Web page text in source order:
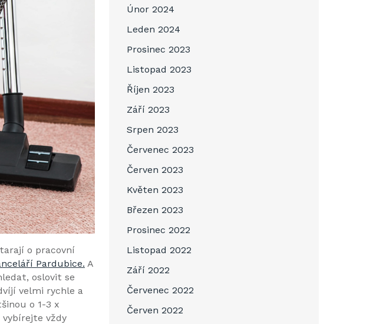
o pracovní
Pardubice. A
oslovit se
velmi rychle a
o 1-3 x
vždy
Únor 2024
Leden 2024
Prosinec 2023
Listopad 2023
Říjen 2023
Září 2023
Srpen 2023
Červenec 2023
Červen 2023
Květen 2023
Březen 2023
Prosinec 2022
Listopad 2022
Září 2022
Červenec 2022
Červen 2022